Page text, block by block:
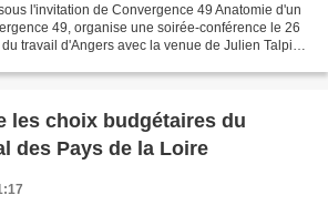
l'invitation de Convergence 49 Anatomie d'un
49, organise une soirée-conférence le 26
travail d'Angers avec la venue de Julien Talpin.
les choix budgétaires du
des Pays de la Loire